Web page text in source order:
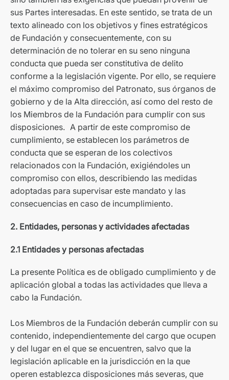
sus Partes interesadas. En este sentido, se trata de un
texto alineado con los objetivos y fines estratégicos
de Fundación y consecuentemente, con su
determinación de no tolerar en su seno ninguna
conducta que pueda ser constitutiva de delito
conforme a la legislación vigente. Por ello, se requiere
el máximo compromiso del Patronato, sus órganos de
gobierno y de la Alta dirección, así como del resto de
los Miembros de la Fundación para cumplir con sus
disposiciones. A partir de este compromiso de
cumplimiento, se establecen los parámetros de
conducta que se esperan de los colectivos
relacionados con la Fundación, exigiéndoles un
compromiso con ellos, describiendo las medidas
adoptadas para supervisar este mandato y las
consecuencias en caso de incumplimiento.
2. Entidades, personas y actividades afectadas
2.1 Entidades y personas afectadas
La presente Política es de obligado cumplimiento y de
aplicación global a todas las actividades que lleva a
cabo la Fundación.
Los Miembros de la Fundación deberán cumplir con su
contenido, independientemente del cargo que ocupen
y del lugar en el que se encuentren, salvo que la
legislación aplicable en la jurisdicción en la que
operen establezca disposiciones más severas, que